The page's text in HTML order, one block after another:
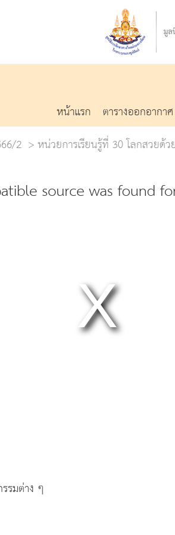
หน้าแรก ตารางออกอากาศ
2 หน่วยการเรียนรู้ที่ 30 โลกสวยด้
source was found
รมต่าง ๆ